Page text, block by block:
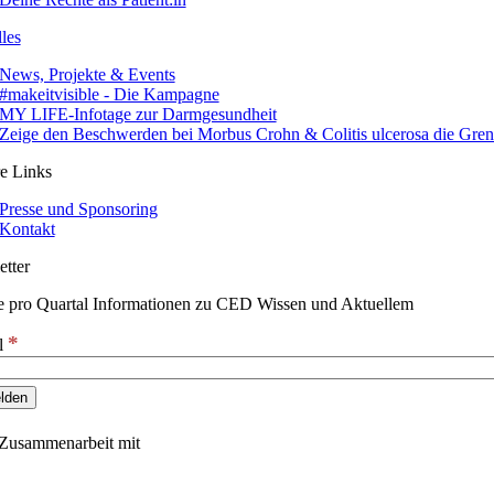
Projekte & Events
- Die Kampagne
LIFE-Infotage zur Darmgesundheit
den Beschwerden bei Morbus Crohn & Colitis ulcerosa die
Links
und Sponsoring
pro Quartal Informationen zu CED Wissen und Aktuellem
*
mit